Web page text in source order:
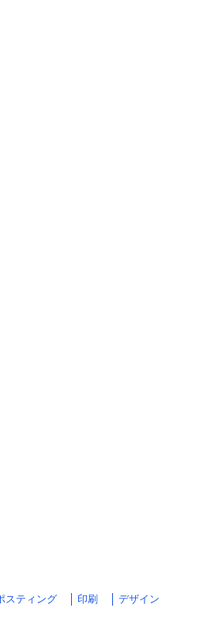
スティング 印刷 デザイン